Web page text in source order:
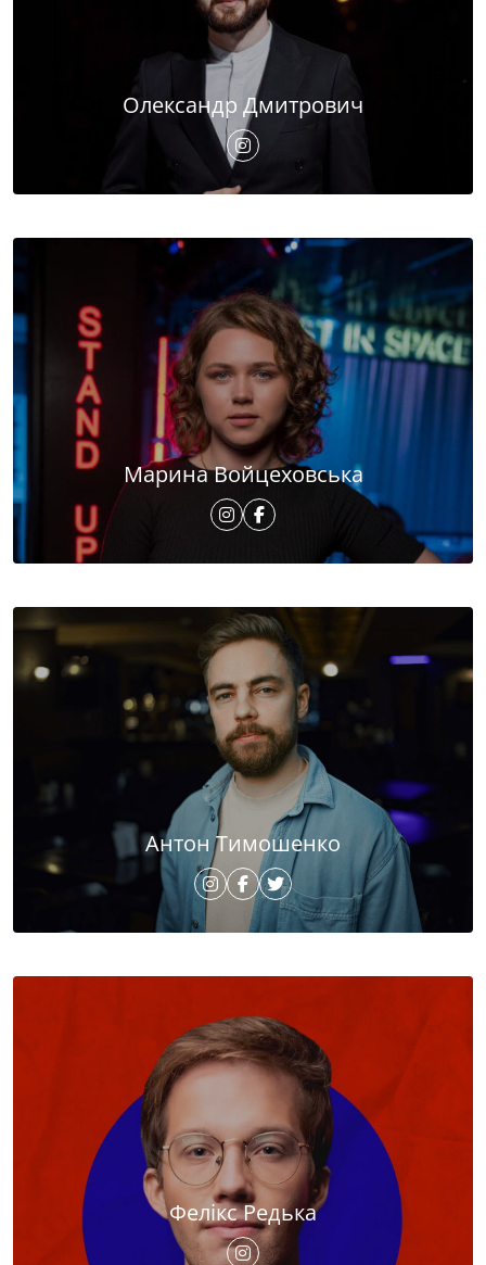
Олександр Дмитрович
Марина Войцеховська
Антон Тимошенко
Фелікс Редька